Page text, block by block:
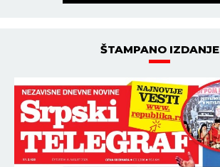
ŠTAMPANO IZDANJE